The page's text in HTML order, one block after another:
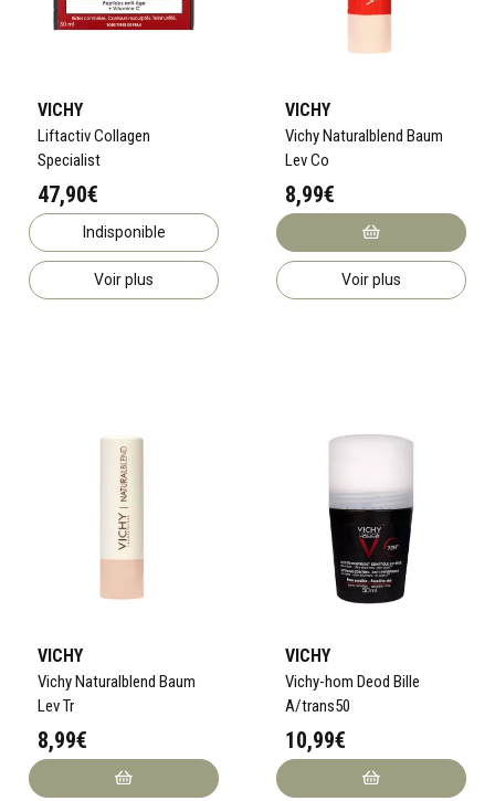
VICHY
Liftactiv Collagen
Specialist
47,90€
Indisponible
Voir plus
VICHY
Vichy Naturalblend Baum
Lev Co
8,99€
Voir plus
VICHY
Vichy Naturalblend Baum
Lev Tr
8,99€
VICHY
Vichy-hom Deod Bille
A/trans50
10,99€